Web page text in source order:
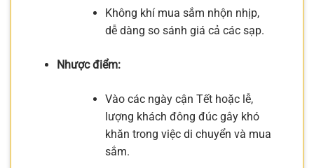
Không khí mua sắm nhộn nhịp,
dễ dàng so sánh giá cả các sạp.
Nhược điểm:
Vào các ngày cận Tết hoặc lễ,
lượng khách đông đúc gây khó
khăn trong việc di chuyển và mua
sắm.